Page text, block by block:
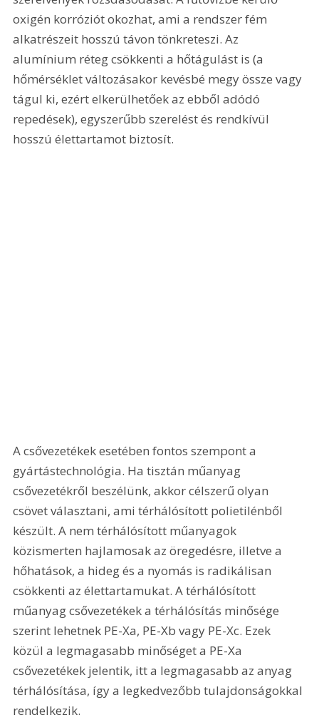
oxigén korróziót okozhat, ami a rendszer fém
alkatrészeit hosszú távon tönkreteszi. Az
alumínium réteg csökkenti a hőtágulást is (a
hőmérséklet változásakor kevésbé megy össze vagy
tágul ki, ezért elkerülhetőek az ebből adódó
repedések), egyszerűbb szerelést és rendkívül
hosszú élettartamot biztosít.
A csővezetékek esetében fontos szempont a
gyártástechnológia. Ha tisztán műanyag
csővezetékről beszélünk, akkor célszerű olyan
csövet választani, ami térhálósított polietilénből
készült. A nem térhálósított műanyagok
közismerten hajlamosak az öregedésre, illetve a
hőhatások, a hideg és a nyomás is radikálisan
csökkenti az élettartamukat. A térhálósított
műanyag csővezetékek a térhálósítás minősége
szerint lehetnek PE-Xa, PE-Xb vagy PE-Xc. Ezek
közül a legmagasabb minőséget a PE-Xa
csővezetékek jelentik, itt a legmagasabb az anyag
térhálósítása, így a legkedvezőbb tulajdonságokkal
rendelkezik.